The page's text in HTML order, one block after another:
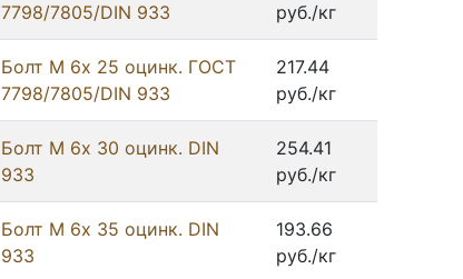
7798/7805/DIN 933
руб./кг
Болт М 6х 25 оцинк. ГОСТ
7798/7805/DIN 933
217.44
руб./кг
Болт М 6х 30 оцинк. DIN
933
254.41
руб./кг
Болт М 6х 35 оцинк. DIN
933
193.66
руб./кг